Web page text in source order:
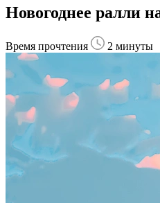
Новогоднее ралли
Время прочтения 2 минуты